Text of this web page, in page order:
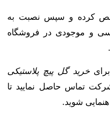
کرده و سپس نصبت به
و موجودی در فروشگاه
خرید گل پیچ پلاستیکی
تماس حاصل نمایید تا
شوید.